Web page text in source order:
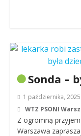
Sonda –
1 października, 2025
WTZ PSONI
Z ogromną
Warszawa